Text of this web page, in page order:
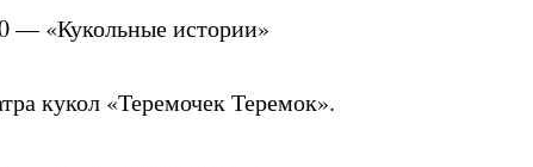
— «Кукольные истории»
кукол «Теремочек Теремок».